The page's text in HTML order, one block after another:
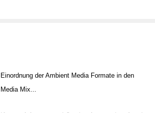
Einordnung der Ambient Media Formate in den
Media Mix...